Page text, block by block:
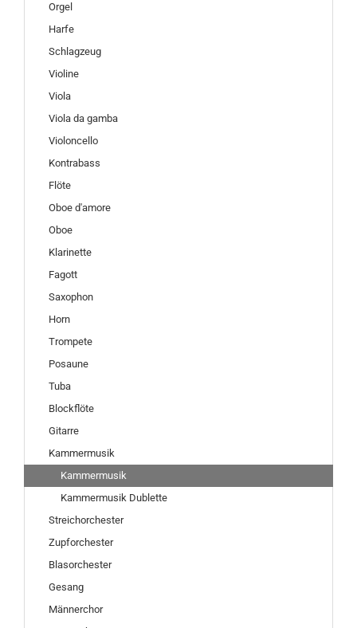
Orgel
Harfe
Schlagzeug
Violine
Viola
Viola da gamba
Violoncello
Kontrabass
Flöte
Oboe d'amore
Oboe
Klarinette
Fagott
Saxophon
Horn
Trompete
Posaune
Tuba
Blockflöte
Gitarre
Kammermusik
Kammermusik
Kammermusik Dublette
Streichorchester
Zupforchester
Blasorchester
Gesang
Männerchor